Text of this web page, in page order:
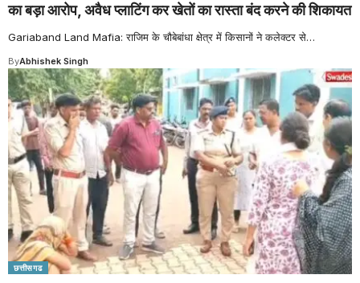
का बड़ा आरोप, अवैध प्लाटिंग कर खेतों का रास्ता बंद करने की शिकायत
Gariaband Land Mafia: राजिम के चौबेबांधा क्षेत्र में किसानों ने कलेक्टर से…
ByAbhishek Singh
छत्तीसगढ